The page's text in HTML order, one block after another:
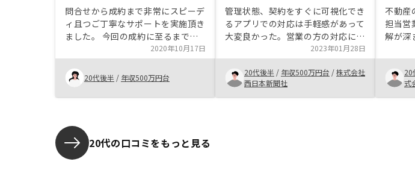
問合せから成約まで非常にスピーデ
ィ且つご丁寧なサポートを実施頂き
ました。 今回の成約に至るまで
に、実際に個人で不動産投資をされ
ている方や、他社セールス等で比較
検討をしておりましたが、今ひとつ
決め手に欠けていました。 ご担当
の方がご自身の経験を踏まえて運用
ご説明した下さり、安心して購入意
思決定ができました。
2020年10月17日
20代後半 / 年収500万円台
管理状態、契約をすぐに可視化でき
るアプリでの対応は手軽感があって
大変良かった。営業の方の対応にも
満足です。こちらの資産状況や、将
来のライフプランに応じて、無理な
提案をしてこられることがなかった
ので親身になって相談に乗ってくれ
ている気がした。
2023年01月28日
20代後半 / 年収500万円台 /株式会社
西日本新聞社
不動産
担当営
解が深
た。
運用を
また
やすい
ます。
20
式
20代の口コミをもっと見る